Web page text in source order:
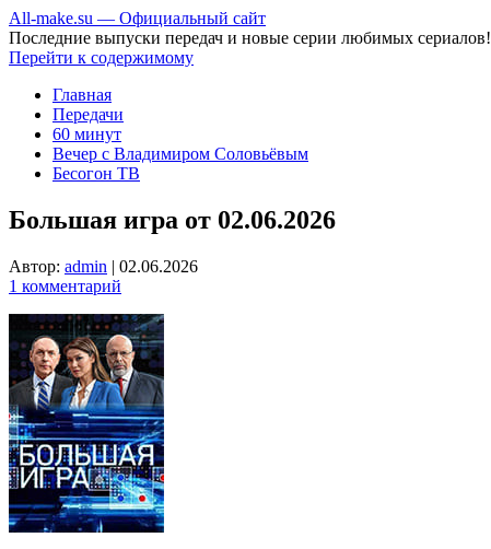
All-make.su — Официальный сайт
Последние выпуски передач и новые серии любимых сериалов!
Перейти к содержимому
Главная
Передачи
60 минут
Вечер с Владимиром Соловьёвым
Бесогон ТВ
Большая игра от 02.06.2026
Автор: admin | 02.06.2026
1 комментарий